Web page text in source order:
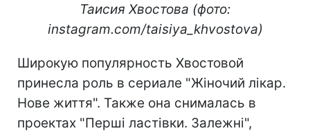
Таисия Хвостова (фото:
instagram.com/taisiya_khvostova)
Широкую популярность Хвостовой
принесла роль в сериале "Жіночий лікар.
Нове життя". Также она снималась в
проектах "Перші ластівки. Залежні",